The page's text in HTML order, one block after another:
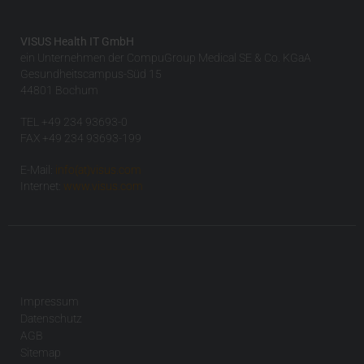
VISUS Health IT GmbH
ein Unternehmen der CompuGroup Medical SE & Co. KGaA
Gesundheitscampus-Süd 15
44801 Bochum
TEL +49 234 93693-0
FAX +49 234 93693-199
E-Mail:
info(at)visus.com
Internet:
www.visus.com
Impressum
Datenschutz
AGB
Sitemap